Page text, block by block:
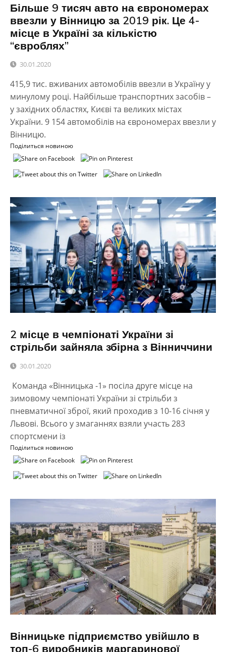
Більше 9 тисяч авто на єврономерах
ввезли у Вінницю за 2019 рік. Це 4-
місце в Україні за кількістю
“євроблях”
30.01.2020
415,9 тис. вживаних автомобілів ввезли в Україну у
минулому році. Найбільше транспортних засобів –
у західних областях, Києві та великих містах
України. 9 154 автомобілів на єврономерах ввезли у
Вінницю.
Поділиться новиною
2 місце в чемпіонаті України зі
стрільби зайняла збірна з Вінниччини
30.01.2020
Команда «Вінницька -1» посіла друге місце на
зимовому чемпіонаті України зі стрільби з
пневматичної зброї, який проходив з 10-16 січня у
Львові. Всього у змаганнях взяли участь 283
спортсмени із
Поділиться новиною
Вінницьке підприємство увійшло в
топ-6 виробників маргаринової